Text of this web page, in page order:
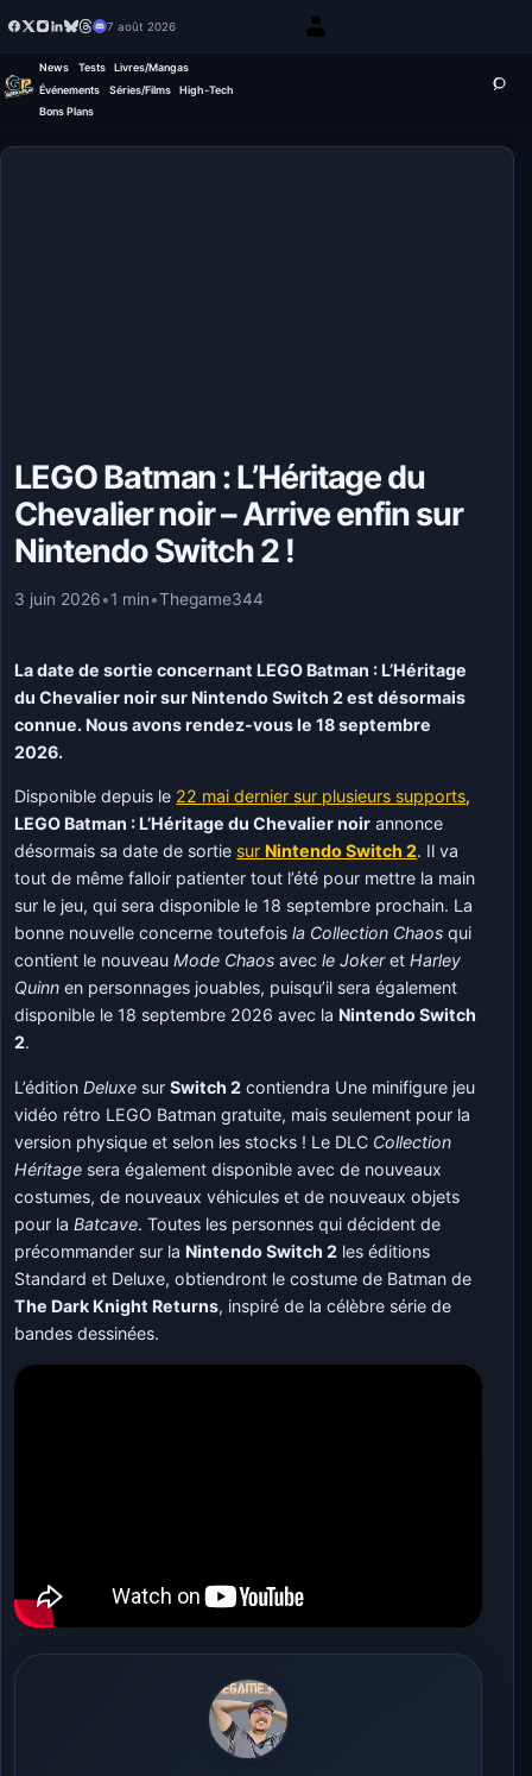
7 août 2026
News Tests
Livres/Mangas
Événements
Séries/Films
High-Tech
Bons Plans
LEGO Batman : L’Héritage du
Chevalier noir – Arrive enfin sur
Nintendo Switch 2 !
3 juin 2026•1 min•Thegame344
La date de sortie concernant LEGO Batman : L’Héritage
du Chevalier noir sur Nintendo Switch 2 est désormais
connue. Nous avons rendez-vous le 18 septembre
2026.
Disponible depuis le 22 mai dernier sur plusieurs supports,
LEGO Batman : L’Héritage du Chevalier noir annonce
désormais sa date de sortie surNintendo Switch 2. Il va
tout de même falloir patienter tout l’été pour mettre la main
sur le jeu, qui sera disponible le 18 septembre prochain. La
bonne nouvelle concerne toutefoisla Collection Chaos qui
contient le nouveauMode Chaos avecle JokeretHarley
Quinn en personnages jouables, puisqu’il sera également
disponible le 18 septembre 2026 avec la Nintendo Switch
2.
L’éditionDeluxe surSwitch 2 contiendra Une minifigure jeu
vidéo rétro LEGO Batman gratuite, mais seulement pour la
version physique et selon les stocks ! Le DLC Collection
Héritage sera également disponible avec de nouveaux
costumes, de nouveaux véhicules et de nouveaux objets
pour laBatcave. Toutes les personnes qui décident de
précommander sur la Nintendo Switch 2 les éditions
Standard et Deluxe, obtiendront le costume de Batman de
The Dark Knight Returns, inspiré de la célèbre série de
bandes dessinées.